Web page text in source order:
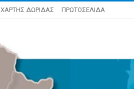
ΧΑΡΤΗΣ ΔΩΡΙΔΑΣ ΠΡΩΤΟΣΕΛΙΔΑ